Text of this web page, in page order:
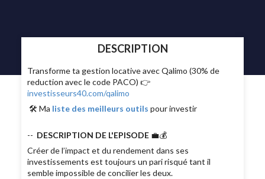
DESCRIPTION
Transforme ta gestion locative avec Qalimo (30% de
reduction avec le code PACO) 👉
investisseurs40.com/qalimo
🛠 Ma liste des meilleurs outils pour investir
-- DESCRIPTION DE L'EPISODE 💼💰
Créer de l’impact et du rendement dans ses
investissements est toujours un pari risqué tant il
semble impossible de concilier les deux.